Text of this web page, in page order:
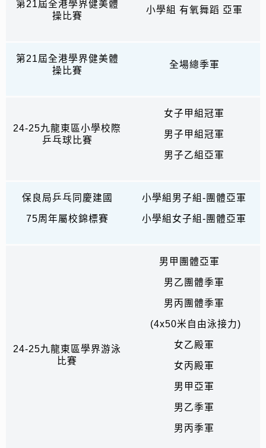
第21屆全港學界健美體
操比賽
小學組 有氧舞蹈 亞軍
第21屆全港學界健美體
操比賽
全場總季軍
24-25九龍東區小學校際
乒乓球比賽
女子甲組冠軍
男子甲組冠軍
男子乙組亞軍
保良局乒乓同慶建國
75周年屬校錦標賽
小學組男子組-團體亞軍
小學組女子組-團體亞軍
24-25九龍東區學界游泳
比賽
男甲團體亞軍
男乙團體季軍
男丙團體季軍
(4x50米自由泳接力)
女乙殿軍
女丙殿軍
男甲亞軍
男乙季軍
男丙季軍